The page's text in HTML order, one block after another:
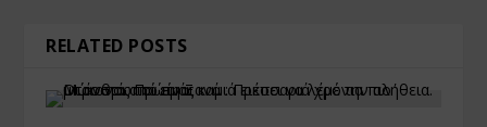
RELATED POSTS